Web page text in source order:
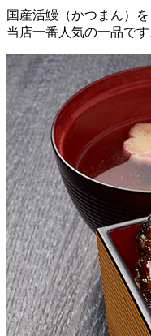
国産活鰻（かつまん）
当店一番人気の一品です